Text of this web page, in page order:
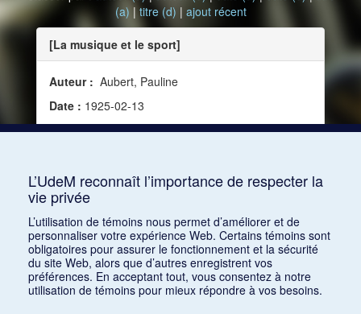
(a) | titre (d) | ajout récent
[La musique et le sport]
Auteur : Aubert, Pauline
Date : 1925-02-13
Source :Le Guide du concert, vol. 11, no 18 (13
L’UdeM reconnaît l’importance de respecter la
vie privée
L’utilisation de témoins nous permet d’améliorer et de
personnaliser votre expérience Web. Certains témoins sont
obligatoires pour assurer le fonctionnement et la sécurité
du site Web, alors que d’autres enregistrent vos
préférences. En acceptant tout, vous consentez à notre
utilisation de témoins pour mieux répondre à vos besoins.